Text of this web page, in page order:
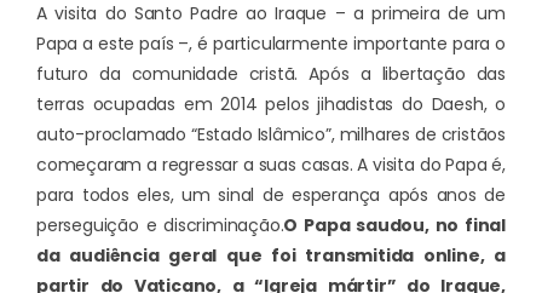
A visita do Santo Padre ao Iraque – a primeira de um
Papa a este país –, é particularmente importante para o
futuro da comunidade cristã. Após a libertação das
terras ocupadas em 2014 pelos jihadistas do Daesh, o
auto-proclamado “Estado Islâmico”, milhares de cristãos
começaram a regressar a suas casas. A visita do Papa é,
para todos eles, um sinal de esperança após anos de
perseguição e discriminação.O Papa saudou, no final
da audiência geral que foi transmitida online, a
partir do Vaticano, a “Igreja mártir” do Iraque,